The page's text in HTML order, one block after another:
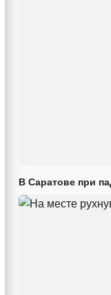
В Саратове при